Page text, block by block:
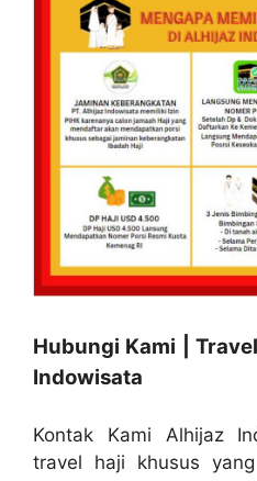
Hubungi Kami |
Indowisata
Kontak Kami Alhijaz
travel haji khusus